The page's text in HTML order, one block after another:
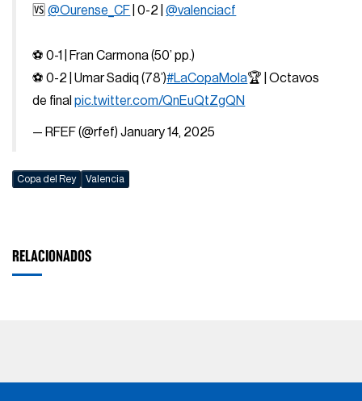
🆚@Ourense_CF | 0-2 |@valenciacf
⚽️ 0-1 | Fran Carmona (50’ pp.)
⚽️ 0-2 | Umar Sadiq (78’)#LaCopaMola🏆 | Octavos
de finalpic.twitter.com/QnEuQtZgQN
— RFEF (@rfef)January 14, 2025
Copa del Rey Valencia
RELACIONADOS